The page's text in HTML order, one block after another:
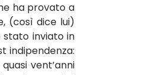
ha provato a
(così dice lui)
stato inviato in
indipendenza:
vent’anni